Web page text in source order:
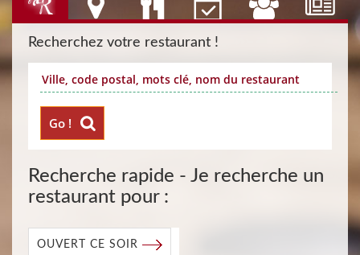
Recherchez votre restaurant !
Go !
Recherche rapide - Je recherche un
restaurant pour :
OUVERT CE SOIR